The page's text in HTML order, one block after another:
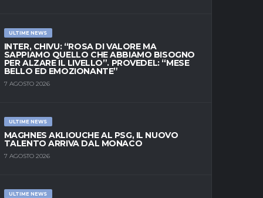
ULTIME NEWS
INTER, CHIVU: “ROSA DI VALORE MA
SAPPIAMO QUELLO CHE ABBIAMO BISOGNO
PER ALZARE IL LIVELLO”. PROVEDEL: “MESE
BELLO ED EMOZIONANTE”
7 AGOSTO 2026
ULTIME NEWS
MAGHNES AKLIOUCHE AL PSG, IL NUOVO
TALENTO ARRIVA DAL MONACO
7 AGOSTO 2026
ULTIME NEWS